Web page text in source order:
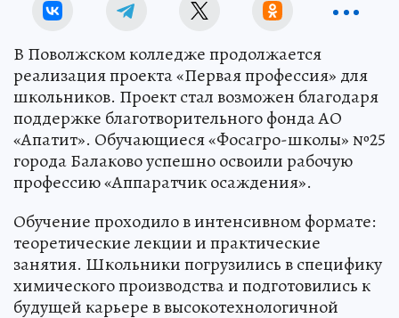
В Поволжском колледже продолжается
реализация проекта «Первая профессия» для
школьников. Проект стал возможен благодаря
поддержке благотворительного фонда АО
«Апатит». Обучающиеся «Фосагро-школы» №25
города Балаково успешно освоили рабочую
профессию «Аппаратчик осаждения».
Обучение проходило в интенсивном формате:
теоретические лекции и практические
занятия. Школьники погрузились в специфику
химического производства и подготовились к
будущей карьере в высокотехнологичной